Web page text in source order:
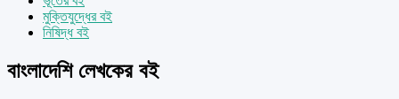
মুক্তিযুদ্ধের বই
নিষিদ্ধ বই
বাংলাদেশি লেখকের বই